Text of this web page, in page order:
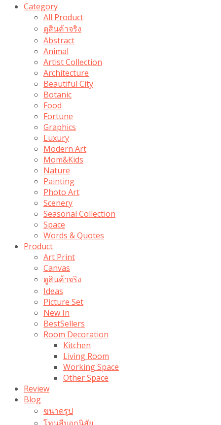
Category
All Product
ดูสินค้าจริง
Abstract
Animal
Artist Collection
Architecture
Beautiful City
Botanic
Food
Fortune
Graphics
Luxury
Modern Art
Mom&Kids
Nature
Painting
Photo Art
Scenery
Seasonal Collection
Space
Words & Quotes
Product
Art Print
Canvas
ดูสินค้าจริง
Ideas
Picture Set
New In
BestSellers
Room Decoration
Kitchen
Living Room
Working Space
Other Space
Review
Blog
ขนาดรูป
โทนสีบอกนิสัย